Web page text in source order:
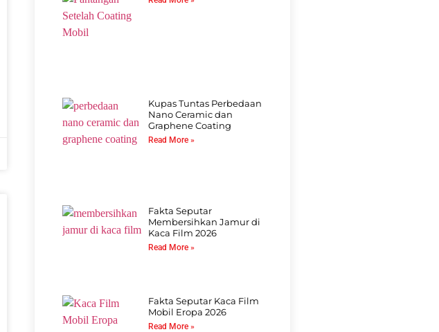
Kupas Tuntas Perbedaan
Nano Ceramic dan
Graphene Coating
Read More »
Fakta Seputar
Membersihkan Jamur di
Kaca Film 2026
Read More »
Fakta Seputar Kaca Film
Mobil Eropa 2026
Read More »